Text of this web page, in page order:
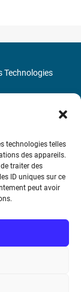
technologies telles
des appareils.
traiter des
ID uniques sur ce
peut avoir
Technologies
intra-